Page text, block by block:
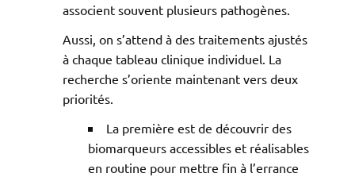
associent souvent plusieurs pathogènes.
Aussi, on s’attend à des traitements ajustés
à chaque tableau clinique individuel. La
recherche s’oriente maintenant vers deux
priorités.
La première est de découvrir des
biomarqueurs accessibles et réalisables
en routine pour mettre fin à l’errance